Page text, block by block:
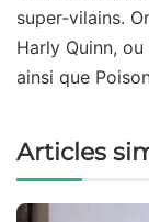
super-vilains.
Harly Quinn,
ainsi que
Articles